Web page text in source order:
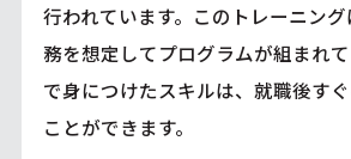
行われています。このトレーニン
務を想定してプログラムが組まれ
で身につけたスキルは、就職後す
ことができます。